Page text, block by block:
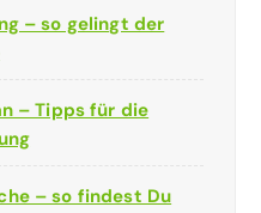
– so gelingt der
– Tipps für die
– so findest Du